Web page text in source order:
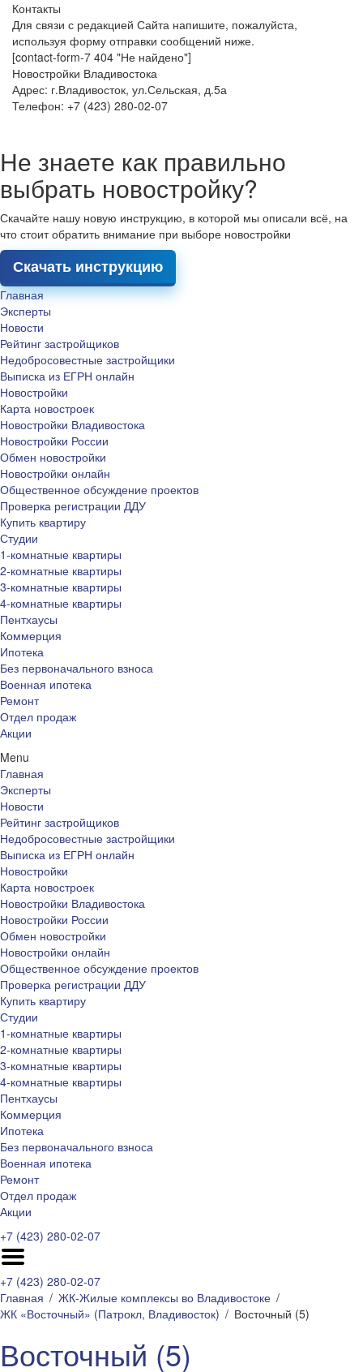
Контакты
Для связи с редакцией Сайта напишите, пожалуйста,
используя форму отправки сообщений ниже.
[contact-form-7 404 "Не найдено"]
Новостройки Владивостока
Адрес: г.Владивосток, ул.Сельская, д.5а
Телефон: +7 (423) 280-02-07
Не знаете как правильно
выбрать новостройку?
Скачайте нашу новую инструкцию, в которой мы описали всё, на
что стоит обратить внимание при выборе новостройки
Скачать инструкцию
Главная
Эксперты
Новости
Рейтинг застройщиков
Недобросовестные застройщики
Выписка из ЕГРН онлайн
Новостройки
Карта новостроек
Новостройки Владивостока
Новостройки России
Обмен новостройки
Новостройки онлайн
Общественное обсуждение проектов
Проверка регистрации ДДУ
Купить квартиру
Студии
1-комнатные квартиры
2-комнатные квартиры
3-комнатные квартиры
4-комнатные квартиры
Пентхаусы
Коммерция
Ипотека
Без первоначального взноса
Военная ипотека
Ремонт
Отдел продаж
Акции
Menu
Главная
Эксперты
Новости
Рейтинг застройщиков
Недобросовестные застройщики
Выписка из ЕГРН онлайн
Новостройки
Карта новостроек
Новостройки Владивостока
Новостройки России
Обмен новостройки
Новостройки онлайн
Общественное обсуждение проектов
Проверка регистрации ДДУ
Купить квартиру
Студии
1-комнатные квартиры
2-комнатные квартиры
3-комнатные квартиры
4-комнатные квартиры
Пентхаусы
Коммерция
Ипотека
Без первоначального взноса
Военная ипотека
Ремонт
Отдел продаж
Акции
+7 (423) 280-02-07
+7 (423) 280-02-07
Главная
ЖК-Жилые комплексы во Владивостоке
ЖК «Восточный» (Патрокл, Владивосток)
Восточный (5)
Восточный (5)